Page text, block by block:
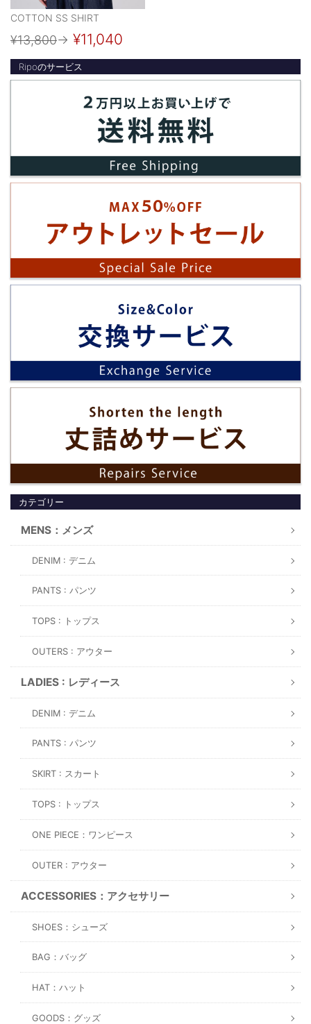
COTTON SS SHIRT
¥13,800→ ¥11,040
Ripoのサービス
カテゴリー
MENS：メンズ
DENIM : デニム
PANTS : パンツ
TOPS : トップス
OUTERS : アウター
LADIES : レディース
DENIM : デニム
PANTS : パンツ
SKIRT : スカート
TOPS : トップス
ONE PIECE：ワンピース
OUTER : アウター
ACCESSORIES：アクセサリー
SHOES：シューズ
BAG：バッグ
HAT：ハット
GOODS：グッズ